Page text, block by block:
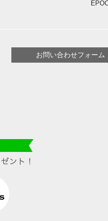
お問い合わせフォーム